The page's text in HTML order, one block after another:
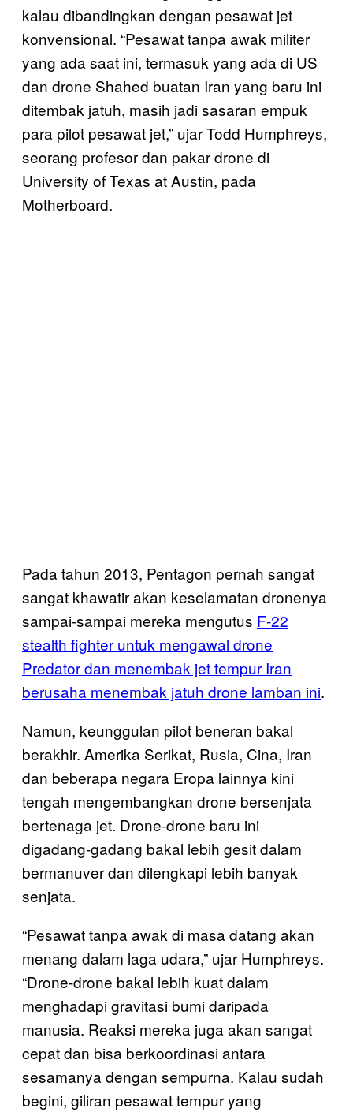
kalau dibandingkan dengan pesawat jet
konvensional. “Pesawat tanpa awak militer
yang ada saat ini, termasuk yang ada di US
dan drone Shahed buatan Iran yang baru ini
ditembak jatuh, masih jadi sasaran empuk
para pilot pesawat jet,” ujar Todd Humphreys,
seorang profesor dan pakar drone di
University of Texas at Austin, pada
Motherboard.
Pada tahun 2013, Pentagon pernah sangat
sangat khawatir akan keselamatan dronenya
sampai-sampai mereka mengutus F-22
stealth fighter untuk mengawal drone
Predator dan menembak jet tempur Iran
berusaha menembak jatuh drone lamban ini.
Namun, keunggulan pilot beneran bakal
berakhir. Amerika Serikat, Rusia, Cina, Iran
dan beberapa negara Eropa lainnya kini
tengah mengembangkan drone bersenjata
bertenaga jet. Drone-drone baru ini
digadang-gadang bakal lebih gesit dalam
bermanuver dan dilengkapi lebih banyak
senjata.
“Pesawat tanpa awak di masa datang akan
menang dalam laga udara,” ujar Humphreys.
“Drone-drone bakal lebih kuat dalam
menghadapi gravitasi bumi daripada
manusia. Reaksi mereka juga akan sangat
cepat dan bisa berkoordinasi antara
sesamanya dengan sempurna. Kalau sudah
begini, giliran pesawat tempur yang